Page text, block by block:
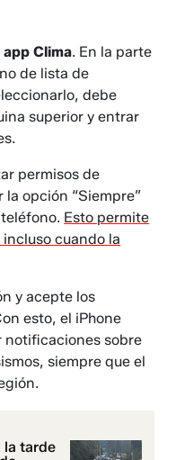
Clima. En la parte
de lista de
debe
superior y entrar
permisos de
opción “Siempre”
Esto permite
cuando la
y acepte los
esto, el iPhone
notificaciones sobre
siempre que el
la tarde